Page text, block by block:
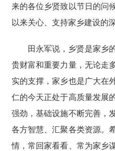
来的各位乡贤致以节日的问
以来关心、支持家乡建设的
田永军说，乡贤是家乡
贵财富和重要力量，无论走
实的支撑，家乡也是广大在
仁的今天正处于高质量发展
强劲，基础设施不断完善，
各方智慧、汇聚各类资源。
情，常回家看看、常为家乡